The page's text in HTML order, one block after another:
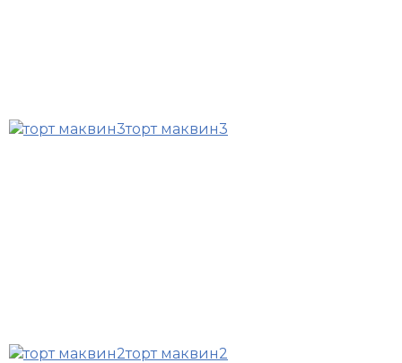
торт маквин3
торт маквин2